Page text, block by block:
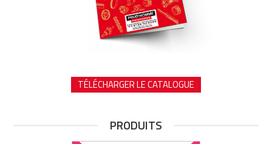
TÉLÉCHARGER LE CATALOGUE
PRODUITS